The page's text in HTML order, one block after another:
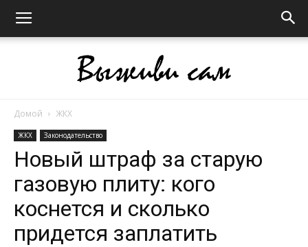
сам
Домой ЖКХ
ЖКХ Законодательство
Новый штраф за старую
газовую плиту: кого
коснется и сколько
придется заплатить